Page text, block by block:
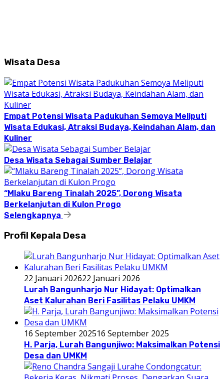
Wisata Desa
Empat Potensi Wisata Padukuhan Semoya Meliputi
Wisata Edukasi, Atraksi Budaya, Keindahan Alam, dan
Kuliner
Desa Wisata Sebagai Sumber Belajar
“Mlaku Bareng Tinalah 2025”, Dorong Wisata
Berkelanjutan di Kulon Progo
Selengkapnya
Profil Kepala Desa
22 Januari 202622 Januari 2026
Lurah Bangunharjo Nur Hidayat: Optimalkan
Aset Kalurahan Beri Fasilitas Pelaku UMKM
16 September 202516 September 2025
H. Parja, Lurah Bangunjiwo: Maksimalkan Potensi
Desa dan UMKM